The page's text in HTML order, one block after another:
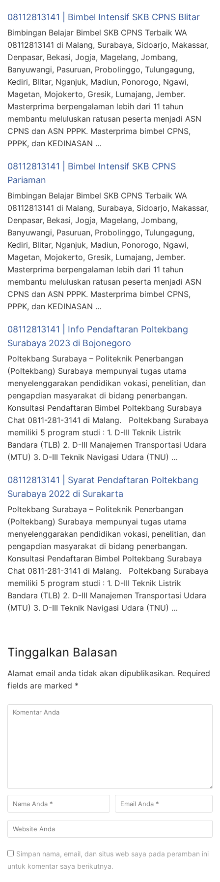
08112813141 | Bimbel Intensif SKB CPNS Blitar
Bimbingan Belajar Bimbel SKB CPNS Terbaik WA
08112813141 di Malang, Surabaya, Sidoarjo, Makassar,
Denpasar, Bekasi, Jogja, Magelang, Jombang,
Banyuwangi, Pasuruan, Probolinggo, Tulungagung,
Kediri, Blitar, Nganjuk, Madiun, Ponorogo, Ngawi,
Magetan, Mojokerto, Gresik, Lumajang, Jember.
Masterprima berpengalaman lebih dari 11 tahun
membantu meluluskan ratusan peserta menjadi ASN
CPNS dan ASN PPPK. Masterprima bimbel CPNS,
PPPK, dan KEDINASAN …
08112813141 | Bimbel Intensif SKB CPNS
Pariaman
Bimbingan Belajar Bimbel SKB CPNS Terbaik WA
08112813141 di Malang, Surabaya, Sidoarjo, Makassar,
Denpasar, Bekasi, Jogja, Magelang, Jombang,
Banyuwangi, Pasuruan, Probolinggo, Tulungagung,
Kediri, Blitar, Nganjuk, Madiun, Ponorogo, Ngawi,
Magetan, Mojokerto, Gresik, Lumajang, Jember.
Masterprima berpengalaman lebih dari 11 tahun
membantu meluluskan ratusan peserta menjadi ASN
CPNS dan ASN PPPK. Masterprima bimbel CPNS,
PPPK, dan KEDINASAN …
08112813141 | Info Pendaftaran Poltekbang
Surabaya 2023 di Bojonegoro
Poltekbang Surabaya – Politeknik Penerbangan
(Poltekbang) Surabaya mempunyai tugas utama
menyelenggarakan pendidikan vokasi, penelitian, dan
pengapdian masyarakat di bidang penerbangan.
Konsultasi Pendaftaran Bimbel Poltekbang Surabaya
Chat 0811-281-3141 di Malang. Poltekbang Surabaya
memiliki 5 program studi : 1. D-III Teknik Listrik
Bandara (TLB) 2. D-III Manajemen Transportasi Udara
(MTU) 3. D-III Teknik Navigasi Udara (TNU) …
08112813141 | Syarat Pendaftaran Poltekbang
Surabaya 2022 di Surakarta
Poltekbang Surabaya – Politeknik Penerbangan
(Poltekbang) Surabaya mempunyai tugas utama
menyelenggarakan pendidikan vokasi, penelitian, dan
pengapdian masyarakat di bidang penerbangan.
Konsultasi Pendaftaran Bimbel Poltekbang Surabaya
Chat 0811-281-3141 di Malang. Poltekbang Surabaya
memiliki 5 program studi : 1. D-III Teknik Listrik
Bandara (TLB) 2. D-III Manajemen Transportasi Udara
(MTU) 3. D-III Teknik Navigasi Udara (TNU) …
Tinggalkan Balasan
Alamat email anda tidak akan dipublikasikan. Required
fields are marked *
Simpan nama, email, dan situs web saya pada peramban ini
untuk komentar saya berikutnya.